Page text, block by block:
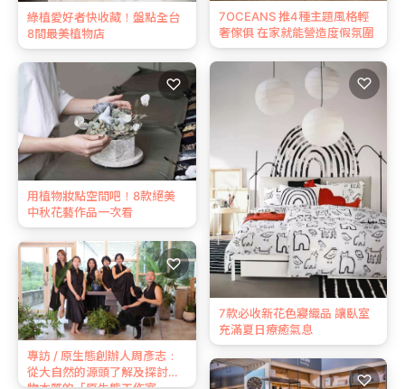
7OCEANS 推4種主題風格輕
奢傢俱 在家就能營造度假氛圍
綠植愛好者快收藏！盤點全台
8間最美植物店
7款必收新花色寢織品 讓臥室
充滿夏日療癒氣息
♡
用植物妝點空間吧！8款絕美
中秋花藝作品一次看
♡
♡
專訪 / 原生態創辦人周彥志：
從大自然的源頭了解及探討植
♡